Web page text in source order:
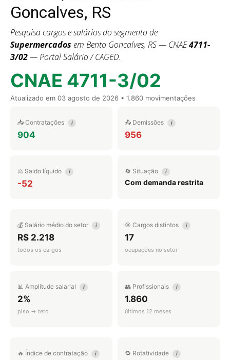
Goncalves, RS
Pesquisa cargos e salários do segmento de
Supermercados em Bento Goncalves, RS — CNAE4711-
3/02— Portal Salário / CAGED.
CNAE 4711-3/02
Atualizado em 03 agosto de 2026 • 1.860 movimentações
📥 Contratações i
904
📤 Demissões i
956
⚖️ Saldo líquido i
-52
🔄 Situação i
Com demanda restrita
💰 Salário médio do setor i
R$ 2.218
todos os cargos
🎯 Cargos distintos i
17
ocupações no setor
📊 Amplitude salarial i
2%
piso → teto
👥 Profissionais i
1.860
últimos 12 meses
🔥 Índice de contratação i 🔁 Rotatividade i